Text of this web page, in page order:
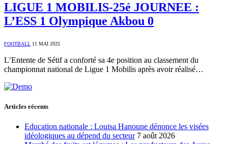
LIGUE 1 MOBILIS-25é JOURNEE :
L’ESS 1 Olympique Akbou 0
FOOTBALL 11 MAI 2025
L’Entente de Sétif a conforté sa 4e position au classement du
championnat national de Ligue 1 Mobilis après avoir réalisé…
Articles récents
Education nationale : Louisa Hanoune dénonce les visées
idéologiques au dépend du secteur 7 août 2026